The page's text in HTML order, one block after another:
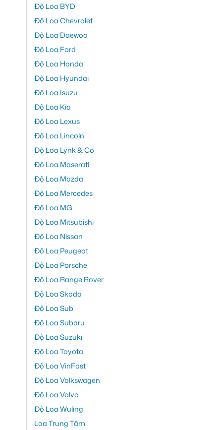
Độ Loa BYD
Độ Loa Chevrolet
Độ Loa Daewoo
Độ Loa Ford
Độ Loa Honda
Độ Loa Hyundai
Độ Loa Isuzu
Độ Loa Kia
Độ Loa Lexus
Độ Loa Lincoln
Độ Loa Lynk & Co
Độ Loa Maserati
Độ Loa Mazda
Độ Loa Mercedes
Độ Loa MG
Độ Loa Mitsubishi
Độ Loa Nissan
Độ Loa Peugeot
Độ Loa Porsche
Độ Loa Range Rover
Độ Loa Skoda
Độ Loa Sub
Độ Loa Subaru
Độ Loa Suzuki
Độ Loa Toyota
Độ Loa VinFast
Độ Loa Volkswagen
Độ Loa Volvo
Độ Loa Wuling
Loa Trung Tâm